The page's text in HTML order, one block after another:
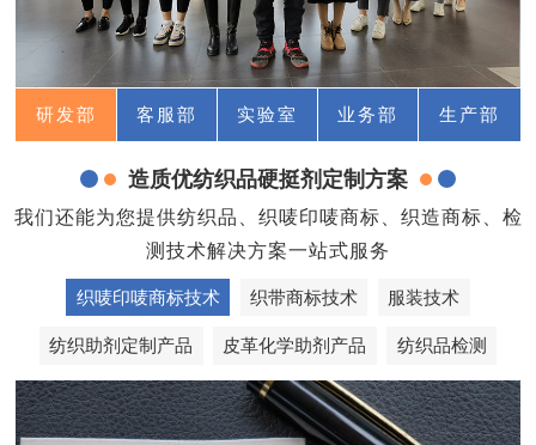
研发部 客服部 实验室 业务部 生产部
造质优纺织品硬挺剂定制方案
我们还能为您提供纺织品、织唛印唛商标、织造商标、检
测技术解决方案一站式服务
织唛印唛商标技术 织带商标技术 服装技术
纺织助剂定制产品 皮革化学助剂产品 纺织品检测